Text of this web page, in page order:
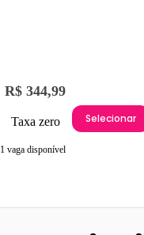
R$ 344,99
Taxa zero
1 vaga disponível
Selecionar